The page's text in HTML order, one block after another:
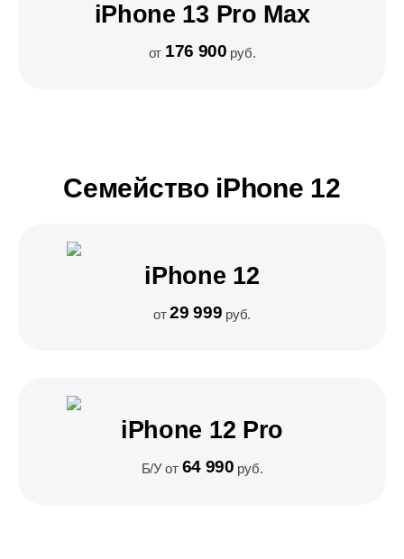
iPhone 13 Pro Max
от 176 900 руб.
Семейство iPhone 12
iPhone 12
от29 999 руб.
iPhone 12 Pro
Б/У от 64 990 руб.